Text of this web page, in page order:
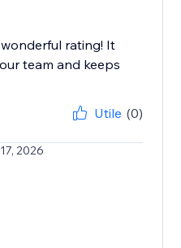
rating! It
team and keeps
Utile (0)
2026